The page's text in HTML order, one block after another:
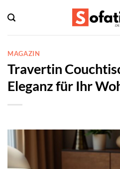
Inhalt
springen
MAGAZIN
Travertin
Eleganz für Ihr